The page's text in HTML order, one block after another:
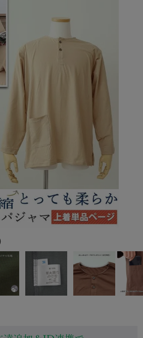
メンズパジャマ
秋 冬
ールズパジャマ
ニット/ストレッチ
年齢別におすすめパジ
ャマ
ルームウェア
生活雑貨 カタログギフト
- New Arrival -
さがす一覧はこちら
開き
羽織・バスロ
ーブ
長袖 半袖 七分袖
かぶり スリーパー
お買い物ガイド 安心の日本製